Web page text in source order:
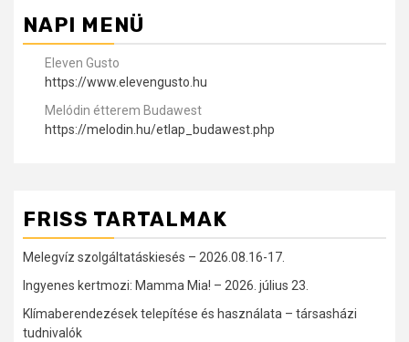
NAPI MENÜ
Eleven Gusto
https://www.elevengusto.hu
Melódin étterem Budawest
https://melodin.hu/etlap_budawest.php
FRISS TARTALMAK
Melegvíz szolgáltatáskiesés – 2026.08.16-17.
Ingyenes kertmozi: Mamma Mia! – 2026. július 23.
Klímaberendezések telepítése és használata – társasházi
tudnivalók